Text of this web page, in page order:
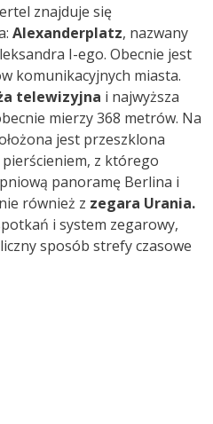
znajduje się
Alexanderplatz, nazwany
I-ego. Obecnie jest
komunikacyjnych miasta.
telewizyjna i najwyższa
mierzy 368 metrów. Na
jest przeszklona
z którego
panoramę Berlina i
również z zegara Urania.
i system zegarowy,
sposób strefy czasowe